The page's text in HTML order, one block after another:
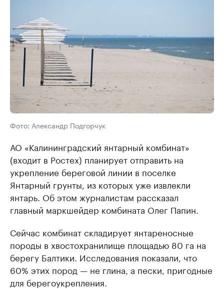
Фото: Александр Подгорчук
АО «Калининградский янтарный комбинат»
(входит в Ростех) планирует отправить на
укрепление береговой линии в поселке
Янтарный грунты, из которых уже извлекли
янтарь. Об этом журналистам рассказал
главный маркшейдер комбината Олег Папин.
Сейчас комбинат складирует янтареносные
породы в хвостохранилище площадью 80 га на
берегу Балтики. Исследования показали, что
60% этих пород — не глина, а пески, пригодные
для берегоукрепления.